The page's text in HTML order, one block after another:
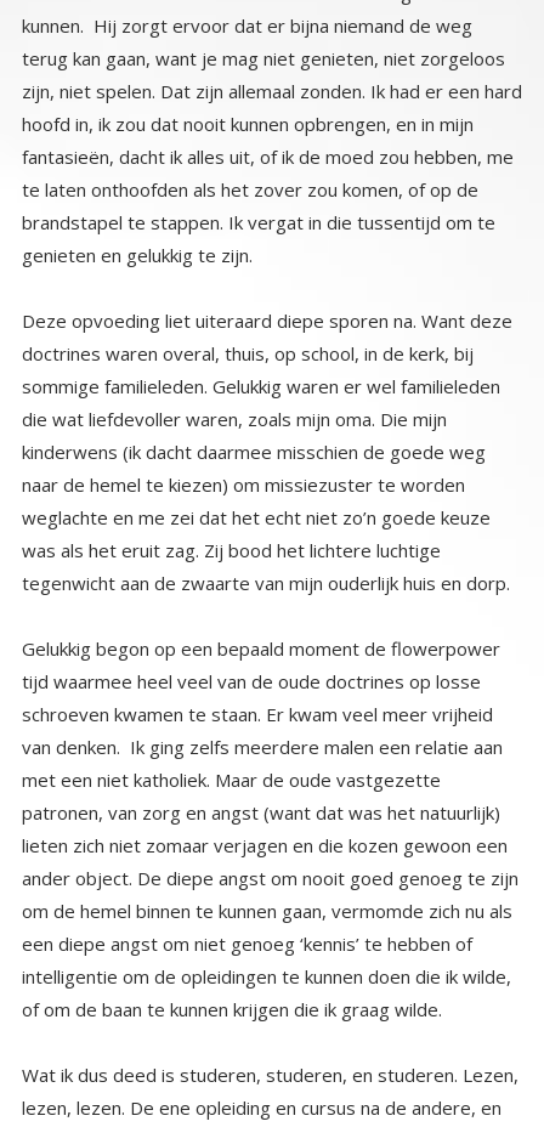
genieten en gelukkig te zijn.
Deze opvoeding liet uiteraard diepe sporen na. Want deze
doctrines waren overal, thuis, op school, in de kerk, bij
sommige familieleden. Gelukkig waren er wel familieleden
die wat liefdevoller waren, zoals mijn oma. Die mijn
kinderwens (ik dacht daarmee misschien de goede weg
naar de hemel te kiezen) om missiezuster te worden
weglachte en me zei dat het echt niet zo’n goede keuze
was als het eruit zag. Zij bood het lichtere luchtige
tegenwicht aan de zwaarte van mijn ouderlijk huis en dorp.
Gelukkig begon op een bepaald moment de flowerpower
tijd waarmee heel veel van de oude doctrines op losse
schroeven kwamen te staan. Er kwam veel meer vrijheid
van denken. Ik ging zelfs meerdere malen een relatie aan
met een niet katholiek. Maar de oude vastgezette
patronen, van zorg en angst (want dat was het natuurlijk)
lieten zich niet zomaar verjagen en die kozen gewoon een
ander object. De diepe angst om nooit goed genoeg te zijn
om de hemel binnen te kunnen gaan, vermomde zich nu als
een diepe angst om niet genoeg ‘kennis’ te hebben of
intelligentie om de opleidingen te kunnen doen die ik wilde,
of om de baan te kunnen krijgen die ik graag wilde.
Wat ik dus deed is studeren, studeren, en studeren. Lezen,
lezen, lezen. De ene opleiding en cursus na de andere, en
als ik met de ene klaar was, begon ik aan de andere, en
toch gaf het me echt niet het gevoel dat ik nu goed genoeg
was, welnee, het gevoel van ontoereikendheid bleef. Het
vermomde zich gewoon. Ik bleef het kind wat haar best
bleef doen om in de hemel te mogen komen, ook al